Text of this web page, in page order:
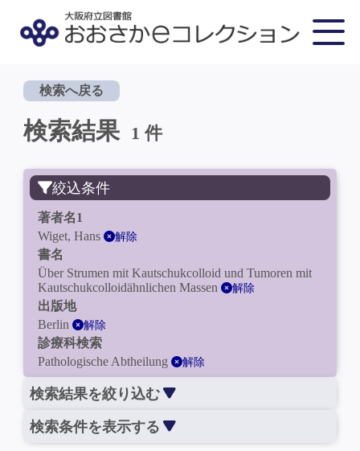
検索へ戻る
検索結果 1 件
絞込条件
著者名1
Wiget, Hans
解除
書名
Über Strumen mit Kautschukcolloid und Tumoren mit
Kautschukcolloidähnlichen Massen
解除
出版地
Berlin
解除
診療科検索
Pathologische Abtheilung
解除
検索結果を絞り込む
検索条件を表示する